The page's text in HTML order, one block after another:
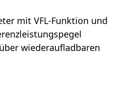
mit VFL-Funktion und
wiederaufladbaren